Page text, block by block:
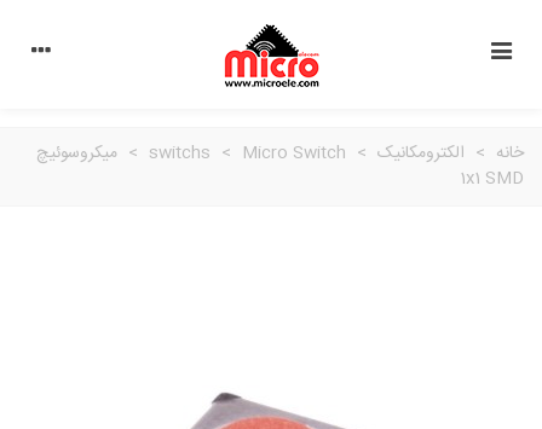
خانه > الکترومکانیک >
switchs > Micro Switch
> میکروسوئیچ
1x1 SMD